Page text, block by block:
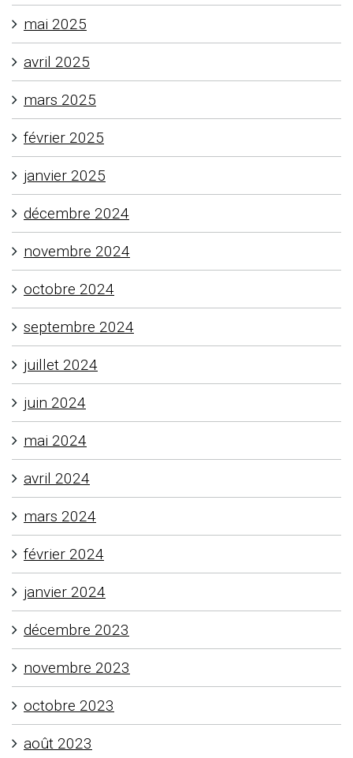
mai 2025
avril 2025
mars 2025
février 2025
janvier 2025
décembre 2024
novembre 2024
octobre 2024
septembre 2024
juillet 2024
juin 2024
mai 2024
avril 2024
mars 2024
février 2024
janvier 2024
décembre 2023
novembre 2023
octobre 2023
août 2023